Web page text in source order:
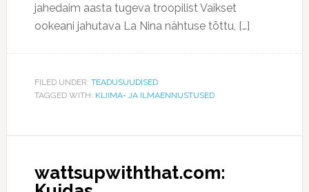
jahedaim aasta tugeva troopilist Vaikset
ookeani jahutava La Nina nähtuse tõttu, […]
FILED UNDER: TEADUSUUDISED
TAGGED WITH: KLIIMA- JA ILMAENNUSTUSED
wattsupwiththat.com: